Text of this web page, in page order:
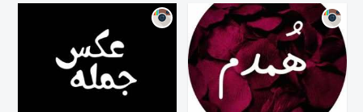
تمام ماجرا نیست ... 🧩برای دست یابی
به کلید های داستان تماشای کلیپ هارو
از دست ندید !! 🗝